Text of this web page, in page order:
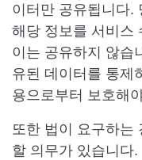
이터만 공유됩니다.
해당 정보를 서비스
이는 공유하지 않습
유된 데이터를 통제
용으로부터 보호해
또한 법이 요구하는
할 의무가 있습니다.